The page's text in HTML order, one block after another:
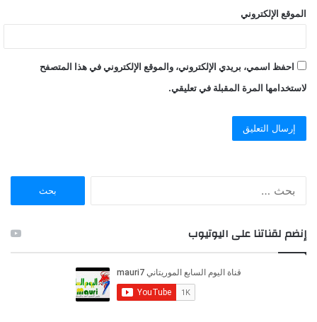
الموقع الإلكتروني
احفظ اسمي، بريدي الإلكتروني، والموقع الإلكتروني في هذا المتصفح
لاستخدامها المرة المقبلة في تعليقي.
ن
:
إنضم لقناتنا على اليوتيوب